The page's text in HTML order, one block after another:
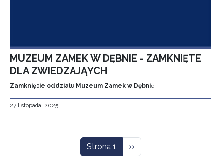
MUZEUM ZAMEK W DĘBNIE - ZAMKNIĘTE
DLA ZWIEDZAJĄYCH
Zamknięcie oddziału Muzeum Zamek w Dębnie
27 listopada, 2025
Strona 1 Następna strona
››